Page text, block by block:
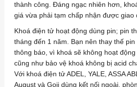
thành công. Đáng ngạc nhiên hơn,
giá vừa phải tạm chấp nhận được giao
Khoá điện tử hoạt động dùng pin; pin
tháng đến 1 năm. Bạn nên thay thế
thông báo, vì khoá sẽ không hoạt
cũng như bảo vệ khoá không bị acid
Với khoá điện tử ADEL, YALE, ASSA
August và Goji dùng kết nối ngoài,